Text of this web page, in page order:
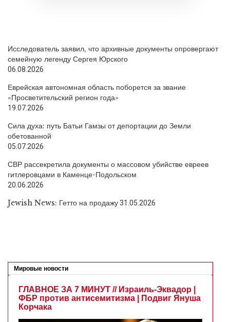
Исследователь заявил, что архивные документы опровергают
семейную легенду Сергея Юрского
06.08.2026
Еврейская автономная область поборется за звание
«Просветительский регион года»
19.07.2026
Сила духа: путь Батьи Гамзы от депортации до Земли
обетованной
05.07.2026
СВР рассекретила документы о массовом убийстве евреев
гитлеровцами в Каменце-Подольском
20.06.2026
Jewish News: Гетто на продажу31.05.2026